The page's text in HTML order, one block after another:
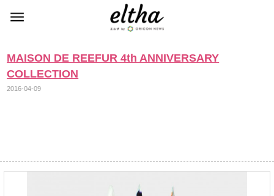
MAISON DE REEFUR 4th ANNIVERSARY
COLLECTION
2016-04-09